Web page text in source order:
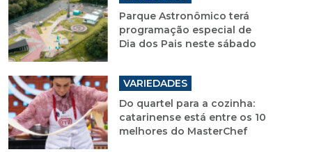
Parque Astronômico terá
programação especial de
Dia dos Pais neste sábado
VARIEDADES
Do quartel para a cozinha:
catarinense está entre os 10
melhores do MasterChef